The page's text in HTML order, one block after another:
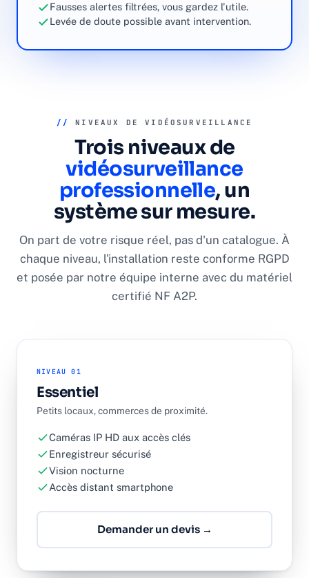
Fausses alertes filtrées, vous gardez l'utile.
Levée de doute possible avant intervention.
// NIVEAUX DE VIDÉOSURVEILLANCE
Trois niveaux de
vidéosurveillance
professionnelle, un
système sur mesure.
On part de votre risque réel, pas d'un catalogue. À
chaque niveau, l'installation reste conforme RGPD
et posée par notre équipe interne avec du matériel
certifié NF A2P.
NIVEAU 01
Essentiel
Petits locaux, commerces de proximité.
Caméras IP HD aux accès clés
Enregistreur sécurisé
Vision nocturne
Accès distant smartphone
Demander un devis →